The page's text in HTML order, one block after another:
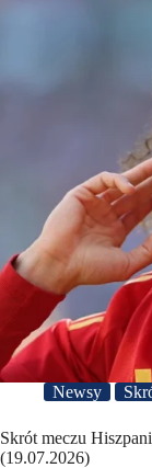
Newsy
Skrót meczu
(19.07.2026)